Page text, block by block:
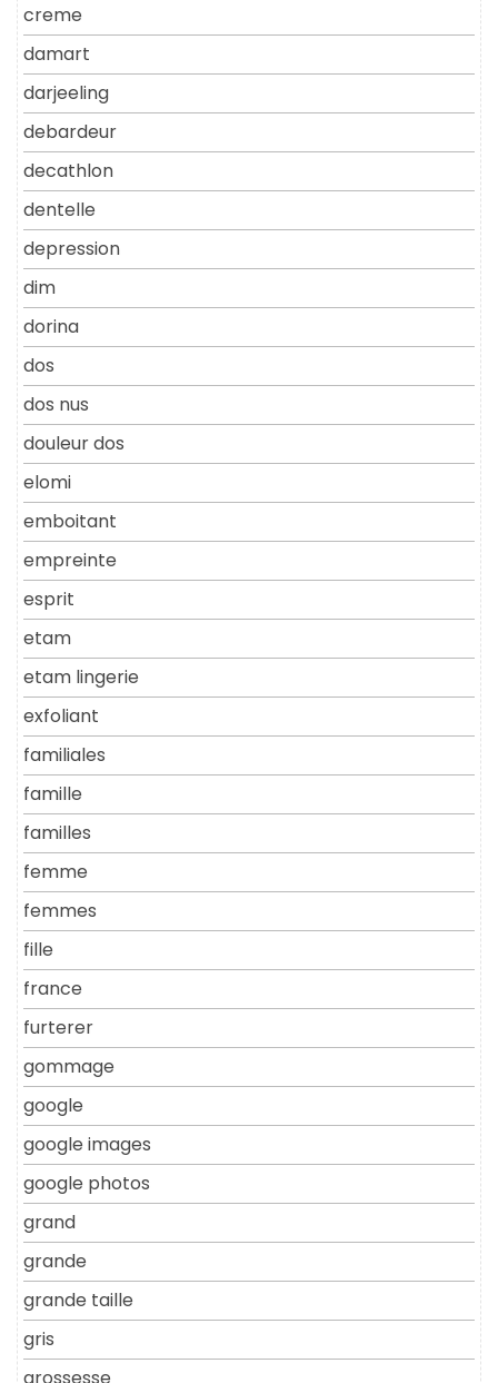
creme
damart
darjeeling
debardeur
decathlon
dentelle
depression
dim
dorina
dos
dos nus
douleur dos
elomi
emboitant
empreinte
esprit
etam
etam lingerie
exfoliant
familiales
famille
familles
femme
femmes
fille
france
furterer
gommage
google
google images
google photos
grand
grande
grande taille
gris
grossesse